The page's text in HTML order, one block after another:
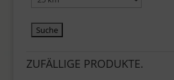
ZUFÄLLIGE PRODUKTE.